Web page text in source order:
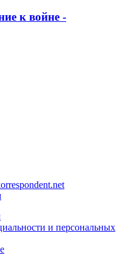
к войне -
и персональных